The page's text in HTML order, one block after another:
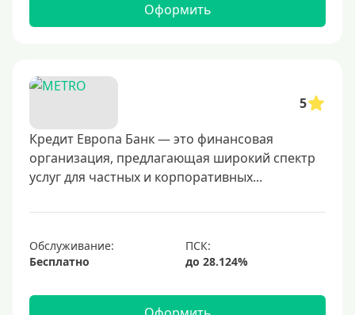
Оформить
5
Кредит Европа Банк — это финансовая
организация, предлагающая широкий спектр
услуг для частных и корпоративных...
Обслуживание:
Бесплатно